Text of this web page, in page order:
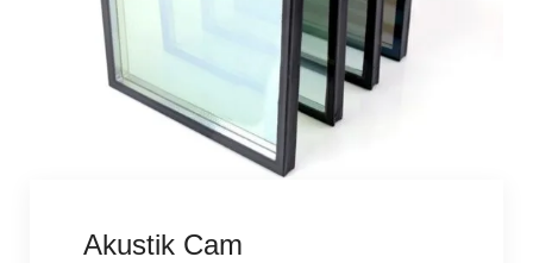
Akustik Cam